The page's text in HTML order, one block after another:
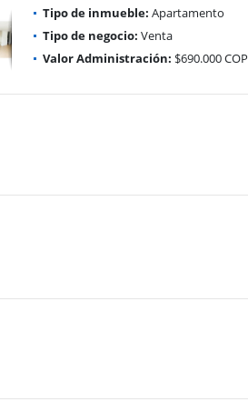
Tipo de inmueble: Apartamento
Tipo de negocio: Venta
Valor Administración: $690.000 COP